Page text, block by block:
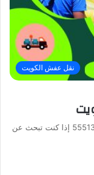
نقل عفش الكويت
خدمة نقل العفش في الكويت: راحة وأمان مع 55513049 إذا كنت تبحث عن